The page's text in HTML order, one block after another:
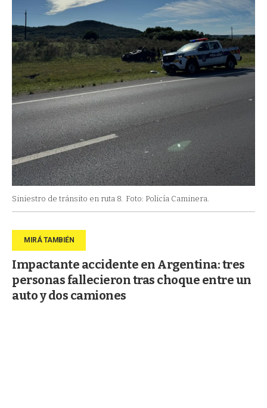
Siniestro de tránsito en ruta 8. Foto: Policía Caminera.
Impactante accidente en Argentina: tres
personas fallecieron tras choque entre un
auto y dos camiones